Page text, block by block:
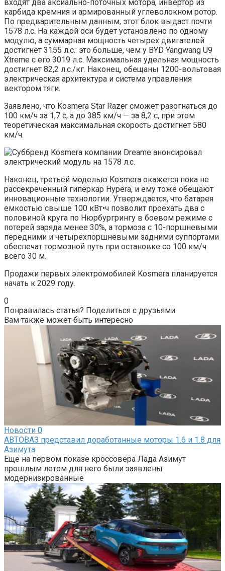
входят два аксиально-поточных мотора, инвертор из
карбида кремния и армированный углеволокном ротор.
По предварительным данным, этот блок выдаст почти
1578 л.с. На каждой оси будет установлено по одному
модулю, а суммарная мощность четырех двигателей
достигнет 3155 л.с.: это больше, чем у BYD Yangwang U9
Xtreme с его 3019 л.с. Максимальная удельная мощность
достигнет 82,2 л.с./кг. Наконец, обещаны 1200-вольтовая
электрическая архитектура и система управления
вектором тяги.
Заявлено, что Kosmera Star Razer сможет разогнаться до
100 км/ч за 1,7 с, а до 385 км/ч — за 8,2 с, при этом
теоретическая максимальная скорость достигнет 580
км/ч.
Наконец, третьей моделью Kosmera окажется пока не
рассекреченный гиперкар Hypera, и ему тоже обещают
инновационные технологии. Утверждается, что батарея
емкостью свыше 100 кВт•ч позволит проехать два с
половиной круга по Нюрбургрингу в боевом режиме с
потерей заряда менее 30%, а тормоза с 10-поршневыми
передними и четырехпоршневыми задними суппортами
обеспечат тормозной путь при остановке со 100 км/ч
всего 30 м.
Продажи первых электромобилей Kosmera планируется
начать к 2029 году.
0
Понравилась статья? Поделиться с друзьями:
Вам также может быть интересно
Новости 0
АВТОВАЗ представил доработанные моторы 1.6 и 1.8 для
Азимута
Еще на первом показе кроссовера Лада Азимут
прошлым летом для него были заявлены
модернизированные